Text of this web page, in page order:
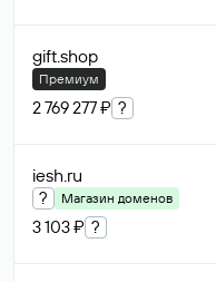
gift.shop
Премиум
2 769 277 ₽ ?
iesh.ru
? Магазин доменов
3 103 ₽ ?